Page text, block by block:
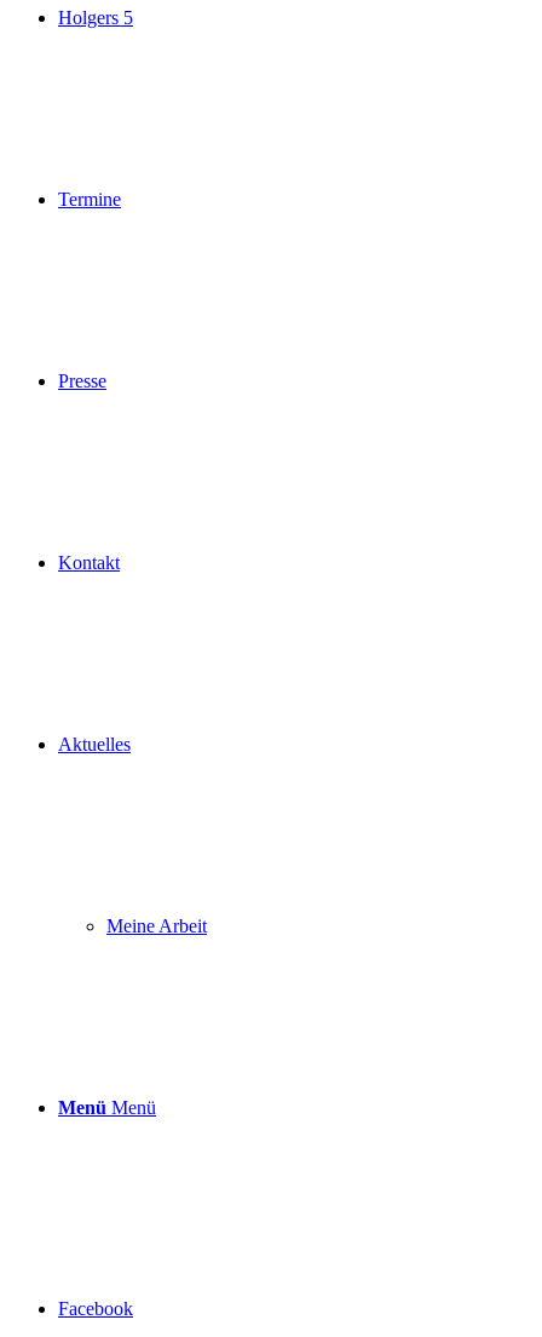
Holgers 5
Termine
Presse
Kontakt
Aktuelles
Meine Arbeit
Menü Menü
Facebook